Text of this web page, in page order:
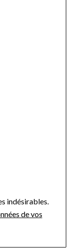
indésirables.
de vos